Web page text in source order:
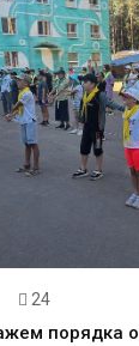
24
порядка